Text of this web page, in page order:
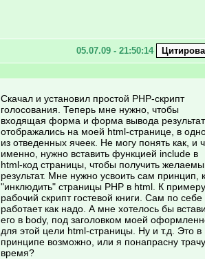
05.07.09 - 21:50:14
Скачал и установил простой РНР-скрипт
голосования. Теперь мне нужно, чтобы
входящая форма и форма вывода
отображались на моей html-странице, в
из отведенных ячеек. Не могу понять как, и
именно, нужно вставить функцией include в
html-код страницы, чтобы получить
результат. Мне нужно усвоить сам принцип,
"инклюдить" страницы PHP в html. К
рабочий скрипт гостевой книги. Сам по себе
работает как надо. А мне хотелось бы
его в body, под заголовком моей
для этой цели html-страницы. Ну и т.д. Это в
принципе возможно, или я понапрасну трачу
время?